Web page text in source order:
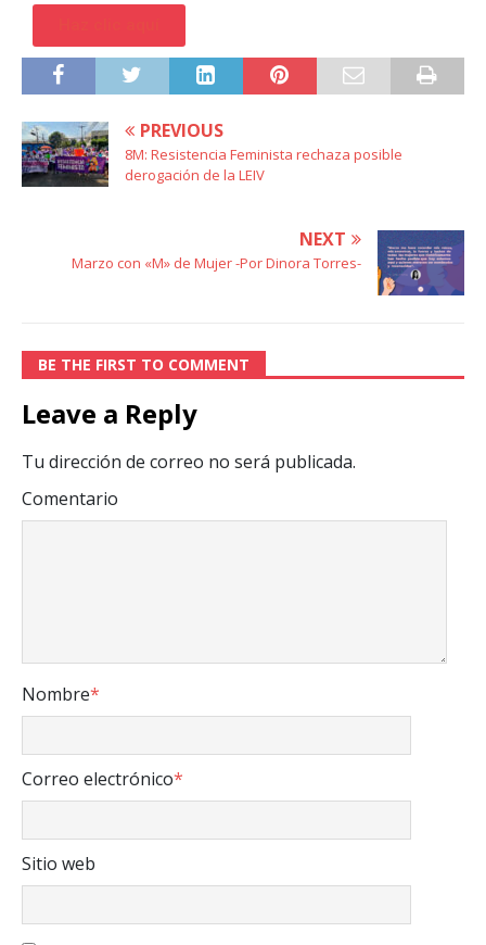
PREVIOUS
8M: Resistencia Feminista rechaza posible
derogación de la LEIV
NEXT
Marzo con «M» de Mujer -Por Dinora Torres-
BE THE FIRST TO COMMENT
Leave a Reply
Tu dirección de correo no será publicada.
Comentario
Nombre*
Correo electrónico*
Sitio web